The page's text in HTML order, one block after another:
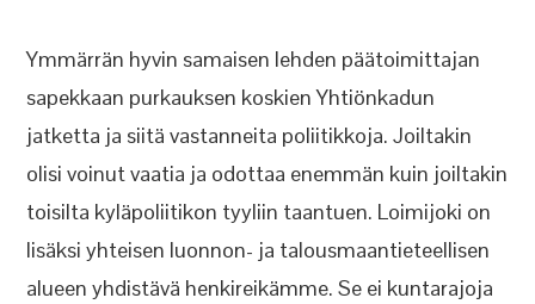
Ymmärrän hyvin samaisen lehden päätoimittajan
sapekkaan purkauksen koskien Yhtiönkadun
jatketta ja siitä vastanneita poliitikkoja. Joiltakin
olisi voinut vaatia ja odottaa enemmän kuin joiltakin
toisilta kyläpoliitikon tyyliin taantuen. Loimijoki on
lisäksi yhteisen luonnon- ja talousmaantieteellisen
alueen yhdistävä henkireikämme. Se ei kuntarajoja